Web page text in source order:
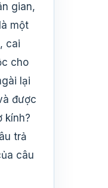
gian,
một
cai
cho
lại
được
kính?
trả
câu